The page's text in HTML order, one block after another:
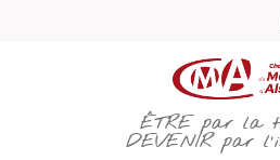
principal
ÊTREpar la
DEVENIRpar